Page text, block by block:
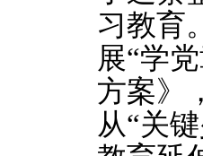
习教育
展“学
方案》
从“关